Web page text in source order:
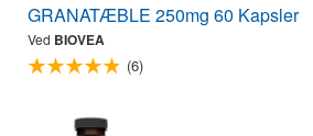
GRANATÆBLE 250mg 60 Kapsler
Ved BIOVEA
(6)